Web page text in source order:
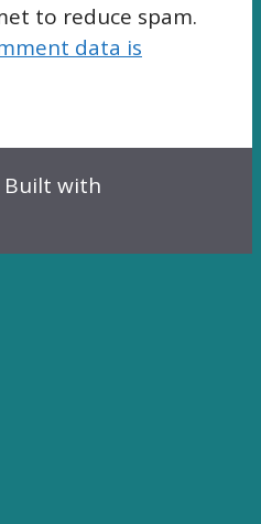
to reduce spam.
data is
Built with